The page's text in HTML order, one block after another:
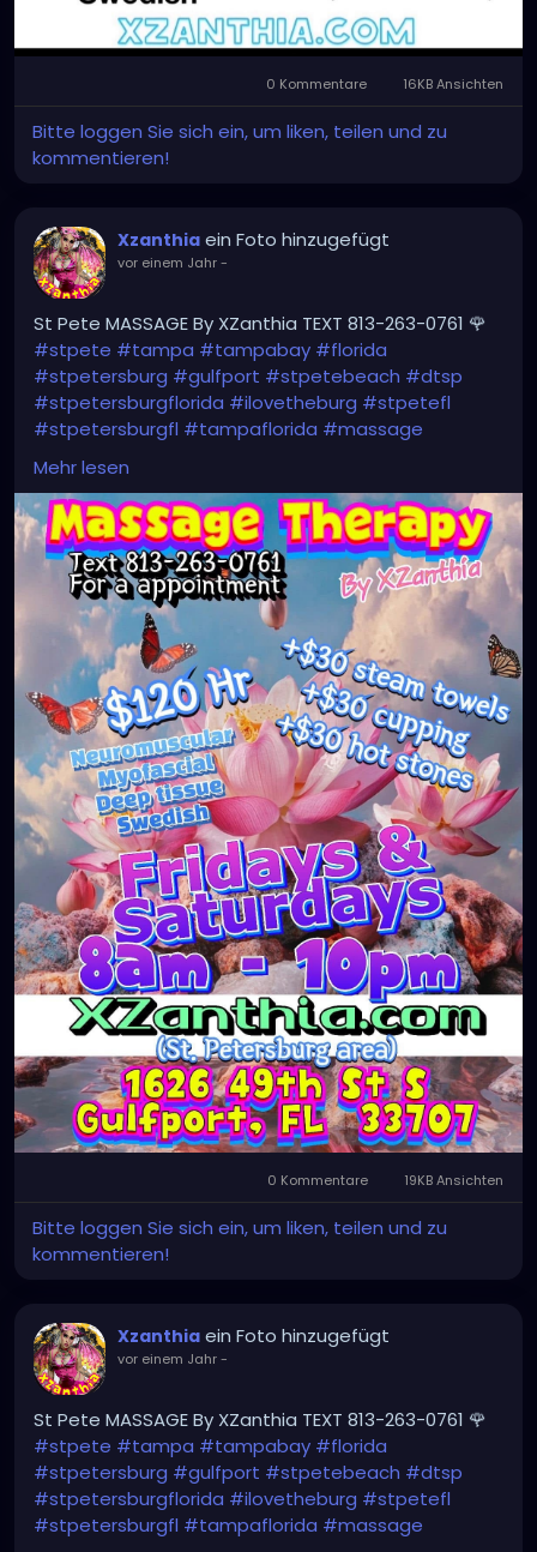
0 Kommentare 16KB Ansichten
Bitte loggen Sie sich ein, um liken, teilen und zu
kommentieren!
Xzanthia ein Foto hinzugefügt
vor einem Jahr-
St Pete MASSAGE By XZanthia TEXT 813-263-0761 🌹
#stpete #tampa #tampabay #florida
#stpetersburg #gulfport #stpetebeach #dtsp
#stpetersburgflorida #ilovetheburg #stpetefl
#stpetersburgfl #tampaflorida #massage
#massagetherapy
#clearwaterbeach#sarasota#tampafl
#downtownstpete#southtampa#neuromuscular
#largo#igersstpete#Pinellascounty#ilovestpete
#massageTherapist#instaburg
#brandon
#palmharbor#Clearwater
Mehr lesen
0 Kommentare 19KB Ansichten
Bitte loggen Sie sich ein, um liken, teilen und zu
kommentieren!
Xzanthia ein Foto hinzugefügt
vor einem Jahr-
St Pete MASSAGE By XZanthia TEXT 813-263-0761 🌹
#stpete #tampa #tampabay #florida
#stpetersburg #gulfport #stpetebeach #dtsp
#stpetersburgflorida #ilovetheburg #stpetefl
#stpetersburgfl #tampaflorida #massage